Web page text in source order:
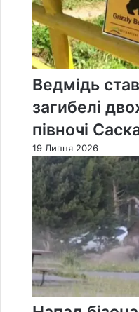
Ведмідь
загибелі
півночі
19 Липня 2026